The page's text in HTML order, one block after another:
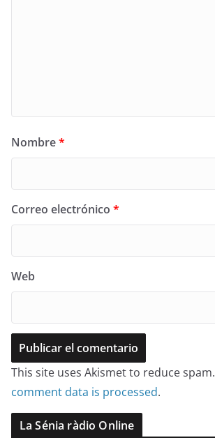
Nombre*
Correo electrónico *
Web
This site uses Akismet to reduce spam.
comment data is processed.
La Sénia ràdio Online